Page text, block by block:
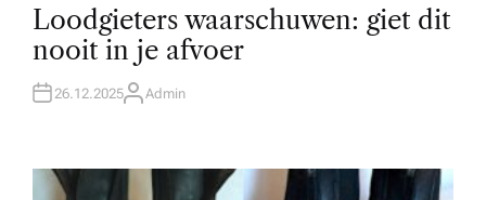
O
E
D
N
Loodgieters waarschuwen: giet dit
nooit in je afvoer
26.12.2025A
R
Admin